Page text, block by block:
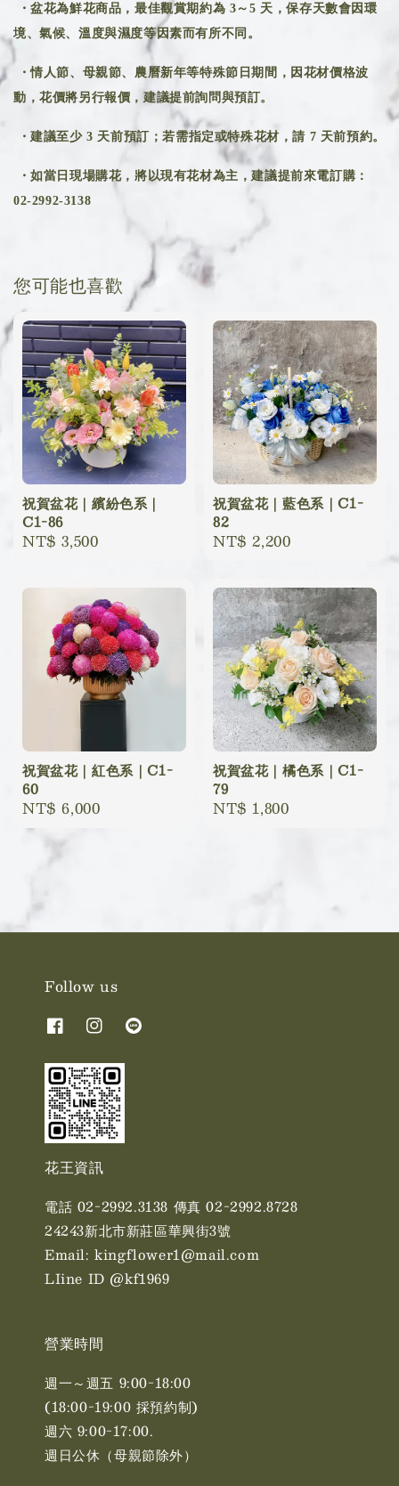
・盆花為鮮花商品，最佳觀賞期約為 3～5 天，保存天數會因環
境、氣候、溫度與濕度等因素而有所不同。
・情人節、母親節、農曆新年等特殊節日期間，因花材價格波
動，花價將另行報價，建議提前詢問與預訂。
・建議至少 3 天前預訂；若需指定或特殊花材，請 7 天前預約。
・如當日現場購花，將以現有花材為主，建議提前來電訂購：
02-2992-3138
您可能也喜歡
祝賀盆花｜繽紛色系｜
C1-86
Regular
NT$ 3,500
祝賀盆花｜藍色系｜C1-
82
Regular
NT$ 2,200
祝賀盆花｜紅色系｜C1-
60
Regular
price
NT$ 6,000
祝賀盆花｜橘色系｜C1-
79
Regular
NT$ 1,800
Follow us
花王資訊
電話 02-2992.3138 傳真 02-2992.8728
24243新北市新莊區華興街3號
Email: kingflower1@mail.com
LIine ID @kf1969
營業時間
週一～週五 9:00-18:00
(18:00-19:00 採預約制)
週六 9:00-17:00. ​​
週日公休（母親節除外）